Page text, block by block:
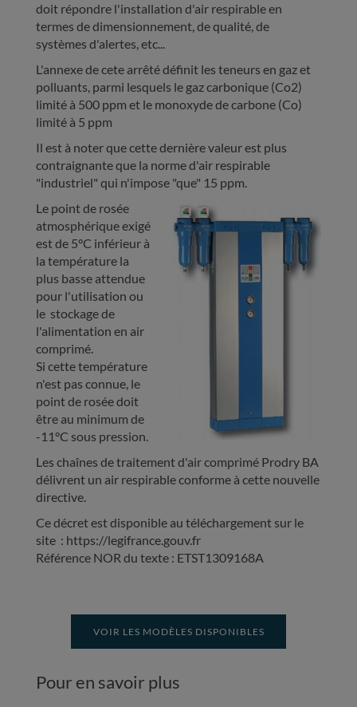
doit répondre l'installation d'air respirable en
termes de dimensionnement, de qualité, de
systèmes d'alertes, etc...
L'annexe de cete arrêté définit les teneurs en gaz et
polluants, parmi lesquels le gaz carbonique (Co2)
limité à 500 ppm et le monoxyde de carbone (Co)
limité à 5 ppm
Il est à noter que cette dernière valeur est plus
contraignante que la norme d'air respirable
"industriel" qui n'impose "que" 15 ppm.
Le point de rosée
atmosphérique exigé
est de 5°C inférieur à
la température la
plus basse attendue
pour l'utilisation ou
le stockage de
l'alimentation en air
comprimé.
Si cette température
n'est pas connue, le
point de rosée doit
être au minimum de
-11°C sous pression.
Les chaînes de traitement d'air comprimé Prodry BA
délivrent un air respirable conforme à cette nouvelle
directive.
Ce décret est disponible au téléchargement sur le
site : https://legifrance.gouv.fr
Référence NOR du texte : ETST1309168A
VOIR LES MODÈLES DISPONIBLES
Pour en savoir plus